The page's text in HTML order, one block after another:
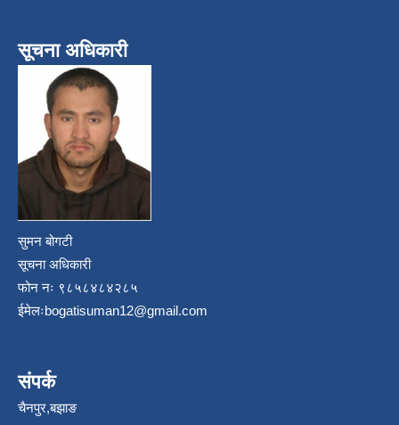
सूचना अधिकारी
सुमन बोगटी
सूचना अधिकारी
फोन नः ९८५८४८४२८५
ईमेलःbogatisuman12@gmail.com
संपर्क
चैनपुर,बझाङ